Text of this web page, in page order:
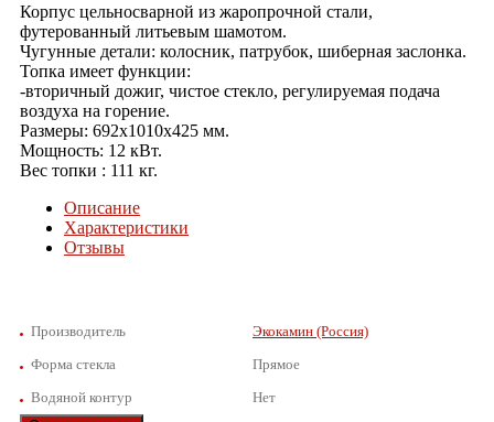
Корпус цельносварной из жаропрочной стали,
футерованный литьевым шамотом.
Чугунные детали: колосник, патрубок, шиберная заслонка.
Топка имеет функции:
-вторичный дожиг, чистое стекло, регулируемая подача
воздуха на горение.
Размеры: 692х1010х425 мм.
Мощность: 12 кВт.
Вес топки : 111 кг.
Описание
Характеристики
Отзывы
Производитель
Экокамин (Россия)
Форма стекла
Прямое
Водяной контур
Нет